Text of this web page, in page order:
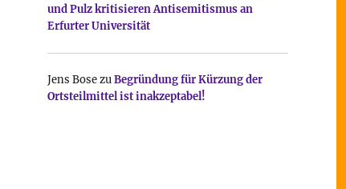
und Pulz kritisieren Antisemitismus an
Erfurter Universität
Jens BosezuBegründung für Kürzung der
Ortsteilmittel ist inakzeptabel!